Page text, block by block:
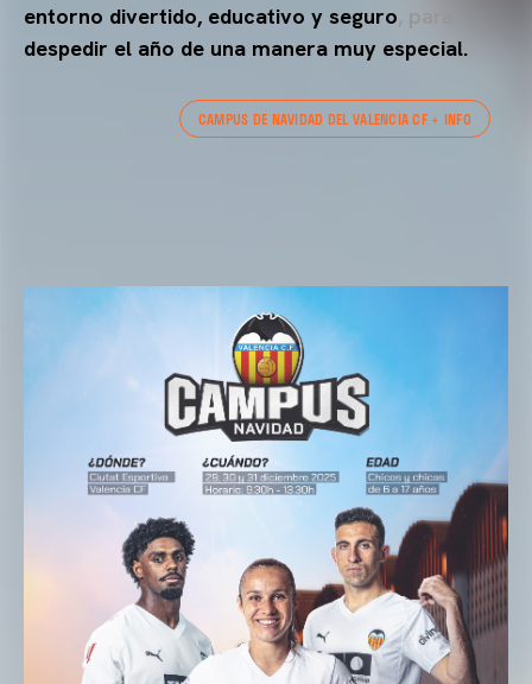
entorno divertido, educativo y seguro, para
despedir el año de una manera muy especial.
CAMPUS DE NAVIDAD DEL VALENCIA CF + INFO